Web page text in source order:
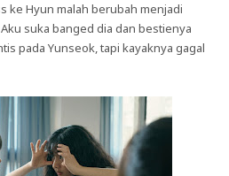
ke Hyun malah berubah menjadi
suka banged dia dan bestienya
pada Yunseok, tapi kayaknya gagal